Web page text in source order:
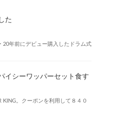
た
20年前にデビュー購入したドラム式
イシーワッパーセット食す
KING。クーポンを利用して８４０